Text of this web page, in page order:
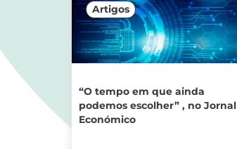
Artigos
“O tempo em que ainda
podemos escolher” , no Jornal
Económico